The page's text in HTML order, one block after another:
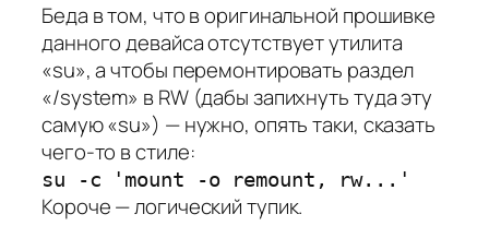
Беда в том, что в оригинальной прошивке
данного девайса отсутствует утилита
«su», а чтобы перемонтировать раздел
«/system» в RW (дабы запихнуть туда эту
самую «su») — нужно, опять таки, сказать
чего-то в стиле:
su -c 'mount -o remount, rw...'
Короче — логический тупик.